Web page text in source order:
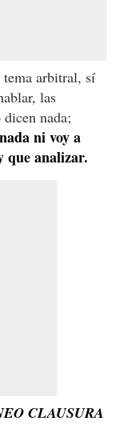
tema arbitral, sí
las
nada;
ni voy a
que analizar.
CLAUSURA